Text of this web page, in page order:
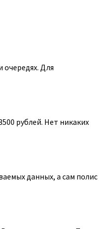
Для
рублей. Нет никаких
данных, а сам полис